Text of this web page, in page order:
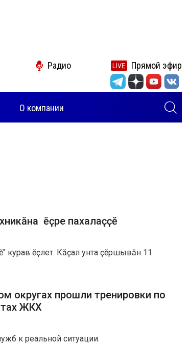
Радио Прямой эфир
О компании
ӗҫре пахалаҫҫӗ
курав ӗҫлет. Кӑҫал унта ҫӗршывӑн 11
округах прошли тренировки по
ЖКХ
к реальной ситуации.